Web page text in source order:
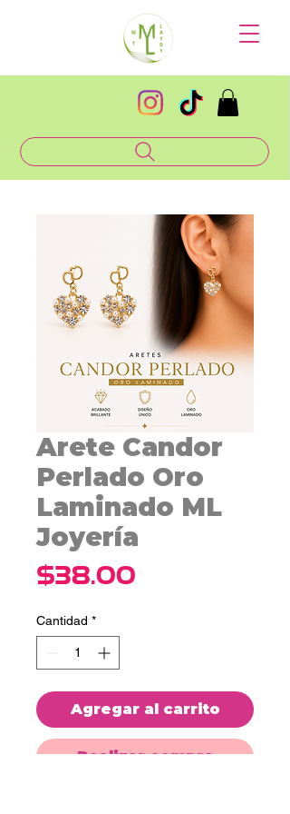
Arete Candor
Perlado Oro
Laminado ML
Joyería
$38.00
Cantidad *
Agregar al carrito
Realizar compra